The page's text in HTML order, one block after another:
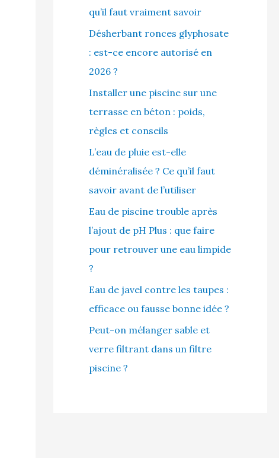
qu’il faut vraiment savoir
Désherbant ronces glyphosate
: est-ce encore autorisé en
2026 ?
Installer une piscine sur une
terrasse en béton : poids,
règles et conseils
L’eau de pluie est-elle
déminéralisée ? Ce qu’il faut
savoir avant de l’utiliser
Eau de piscine trouble après
l’ajout de pH Plus : que faire
pour retrouver une eau limpide
?
Eau de javel contre les taupes :
efficace ou fausse bonne idée ?
Peut-on mélanger sable et
verre filtrant dans un filtre
piscine ?